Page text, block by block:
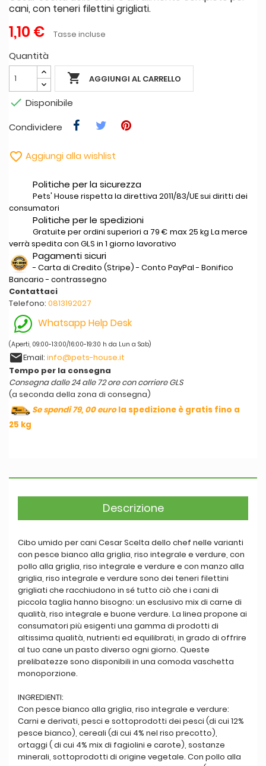
cani, con teneri filettini grigliati.
1,10 € Tasse incluse
Quantità
 AGGIUNGI AL CARRELLO
 Disponibile
Condividere
 Aggiungi alla wishlist
Politiche per la sicurezza
Pets' House rispetta la direttiva 2011/83/UE sui diritti dei
consumatori
Politiche per le spedizioni
Gratuite per ordini superiori a 79 € max 25 kg La merce
verrà spedita con GLS in 1 giorno lavorativo
Pagamenti sicuri
- Carta di Credito (Stripe) - Conto PayPal - Bonifico
Bancario - contrassegno
Contattaci
Telefono: 0813192027
Whatsapp Help Desk
(Aperti, 09:00-13:00/16:00-19:30 h da Lun a Sab)
emailEmail: info@pets-house.it
Tempo per la consegna
Consegna dalle 24 alle 72 ore con corriere GLS
(a seconda della zona di consegna)
Se spendi 79, 00 eurola spedizione è gratis fino a
25 kg
Descrizione
Cibo umido per cani Cesar Scelta dello chef nelle varianti
con pesce bianco alla griglia, riso integrale e verdure, con
pollo alla griglia, riso integrale e verdure e con manzo alla
griglia, riso integrale e verdure sono dei teneri filettini
grigliati che racchiudono in sé tutto ciò che i cani di
piccola taglia hanno bisogno: un esclusivo mix di carne di
qualità, riso integrale e buone verdure. La linea propone ai
consumatori più esigenti una gamma di prodotti di
altissima qualità, nutrienti ed equilibrati, in grado di offrire
al tuo cane un pasto diverso ogni giorno. Queste
prelibatezze sono disponibili in una comoda vaschetta
monoporzione.
INGREDIENTI:
Con pesce bianco alla griglia, riso integrale e verdure:
Carni e derivati, pesci e sottoprodotti dei pesci (di cui 12%
pesce bianco), cereali (di cui 4% nel riso precotto),
ortaggi ( di cui 4% mix di fagiolini e carote), sostanze
minerali, sottoprodotti di origine vegetale. Con pollo alla